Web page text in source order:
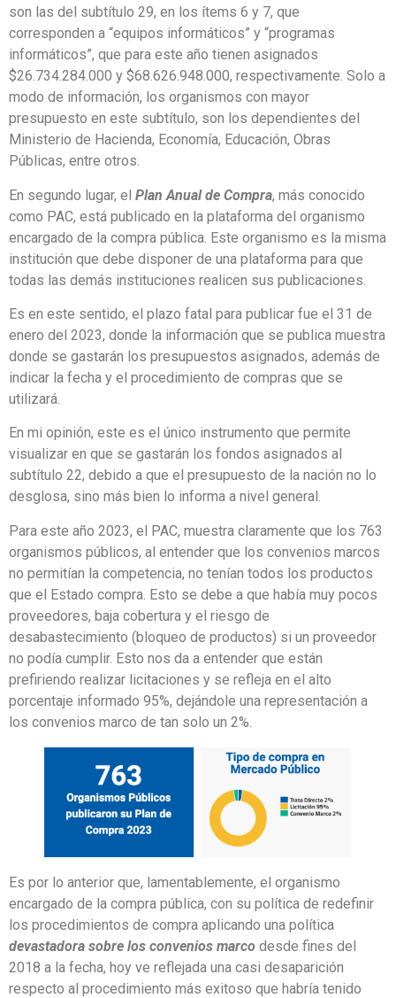
son las del subtítulo 29, en los ítems 6 y 7, que
corresponden a “equipos informáticos” y “programas
informáticos”, que para este año tienen asignados
$26.734.284.000 y $68.626.948.000, respectivamente. Solo a
modo de información, los organismos con mayor
presupuesto en este subtítulo, son los dependientes del
Ministerio de Hacienda, Economía, Educación, Obras
Públicas, entre otros.
En segundo lugar, el Plan Anual de Compra, más conocido
como PAC, está publicado en la plataforma del organismo
encargado de la compra pública. Este organismo es la misma
institución que debe disponer de una plataforma para que
todas las demás instituciones realicen sus publicaciones.
Es en este sentido, el plazo fatal para publicar fue el 31 de
enero del 2023, donde la información que se publica muestra
donde se gastarán los presupuestos asignados, además de
indicar la fecha y el procedimiento de compras que se
utilizará.
En mi opinión, este es el único instrumento que permite
visualizar en que se gastarán los fondos asignados al
subtítulo 22, debido a que el presupuesto de la nación no lo
desglosa, sino más bien lo informa a nivel general.
Para este año 2023, el PAC, muestra claramente que los 763
organismos públicos, al entender que los convenios marcos
no permitían la competencia, no tenían todos los productos
que el Estado compra. Esto se debe a que había muy pocos
proveedores, baja cobertura y el riesgo de
desabastecimiento (bloqueo de productos) si un proveedor
no podía cumplir. Esto nos da a entender que están
prefiriendo realizar licitaciones y se refleja en el alto
porcentaje informado 95%, dejándole una representación a
los convenios marco de tan solo un 2%.
Es por lo anterior que, lamentablemente, el organismo
encargado de la compra pública, con su política de redefinir
los procedimientos de compra aplicando una política
devastadora sobre los convenios marco desde fines del
2018 a la fecha, hoy ve reflejada una casi desaparición
respecto al procedimiento más exitoso que habría tenido